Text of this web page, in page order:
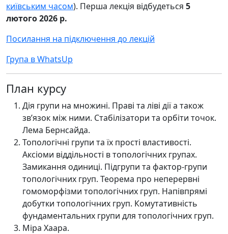
київським часом). Перша лекція відбудеться 5
лютого 2026 р.
Посилання на підключення до лекцій
Група в WhatsUp
План курсу
Дія групи на множині. Праві та ліві дії а також
зв’язок між ними. Стабілізатори та орбіти точок.
Лема Бернсайда.
Топологічні групи та їх прості властивості.
Аксіоми віддільності в топологічних групах.
Замикання одиниці. Підгрупи та фактор-групи
топологічних груп. Теорема про неперервні
гомоморфізми топологічних груп. Напівпрямі
добутки топологічних груп. Комутативність
фундаментальних групи для топологічних груп.
Міра Хаара.